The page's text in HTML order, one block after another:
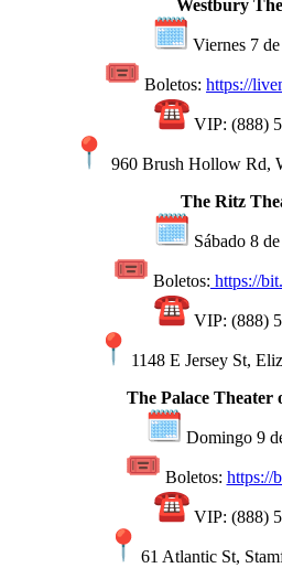
Westbury
Viernes 7
Boletos: https://
VIP: (888)
960 Brush Hollow Rd,
The Ritz
Sábado 8
Boletos: https://
VIP: (888)
1148 E Jersey St,
The Palace Theater
Domingo 9
Boletos: https://
VIP: (888)
61 Atlantic St,